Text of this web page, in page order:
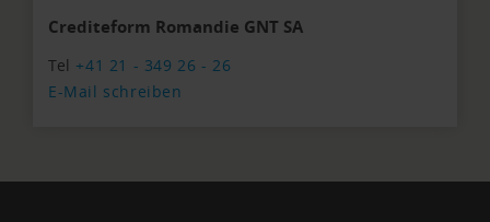
Crediteform Romandie GNT SA
Tel +41 21 - 349 26 - 26
E-Mail schreiben